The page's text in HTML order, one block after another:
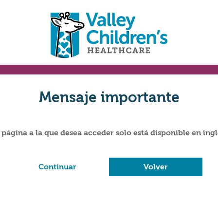
Mensaje importante
página a la que desea acceder solo está disponible en
Continuar Volver